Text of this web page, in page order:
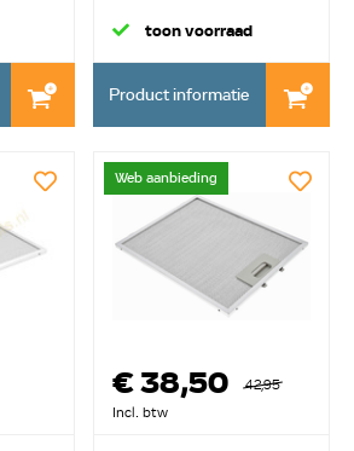
greep
toon voorraad
Product informatie
Web aanbieding
€ 38,50
42,95
Incl. btw